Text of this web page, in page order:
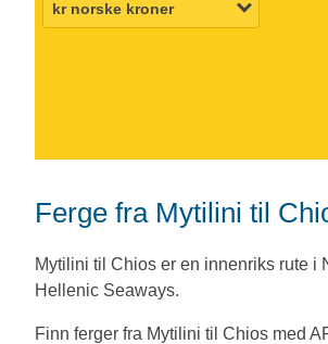
Ferge fra Mytilini til
Mytilini til Chios er en innenriks rute i
Hellenic Seaways.
Finn ferger fra Mytilini til Chios med